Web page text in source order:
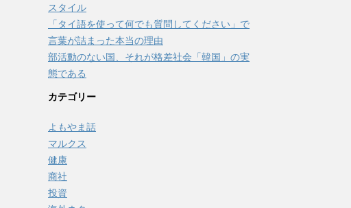
スタイル
「タイ語を使って何でも質問してください」で
言葉が詰まった本当の理由
部活動のない国、それが格差社会「韓国」の実
態である
カテゴリー
よもやま話
マルクス
健康
商社
投資